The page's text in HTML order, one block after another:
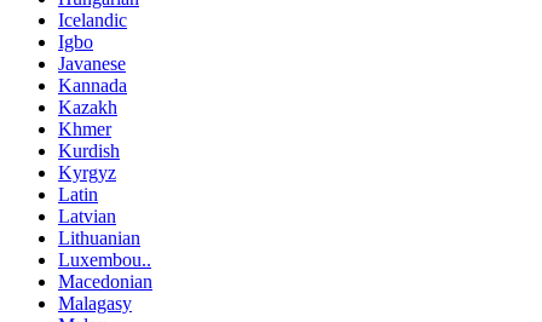
Icelandic
Igbo
Javanese
Kannada
Kazakh
Khmer
Kurdish
Kyrgyz
Latin
Latvian
Lithuanian
Luxembou..
Macedonian
Malagasy